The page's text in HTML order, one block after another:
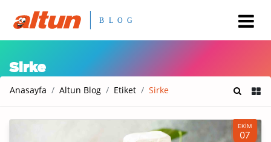
Sirke
Anasayfa Altun Blog Etiket Sirke
EKİM
07